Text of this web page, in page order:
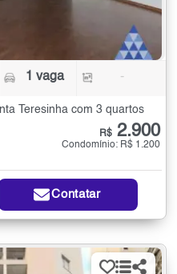
1 vaga -
Teresinha com 3 quartos
R$ 2.900
Condomínio: R$ 1.200
Contatar